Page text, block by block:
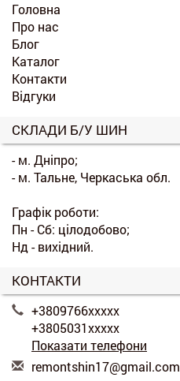
Головна
Про нас
Блог
Каталог
Контакти
Відгуки
СКЛАДИ Б/У ШИН
- м. Дніпро;
- м. Тальне, Черкаська обл.
Графік роботи:
Пн - Сб: цілодобово;
Нд - вихідний.
КОНТАКТИ
+3809766xxxxx
+3805031xxxxx
Показати телефони
remontshin17@gmail.com